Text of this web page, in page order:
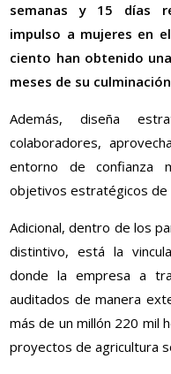
semanas y 15 días
impulso a mujeres en
ciento han obtenido
meses de su
Además, diseña
colaboradores,
entorno de confianza
objetivos estratégicos de
Adicional, dentro de los
distintivo, está la
donde la empresa a
auditados de manera
más de un millón 220 mil
proyectos de agricultura